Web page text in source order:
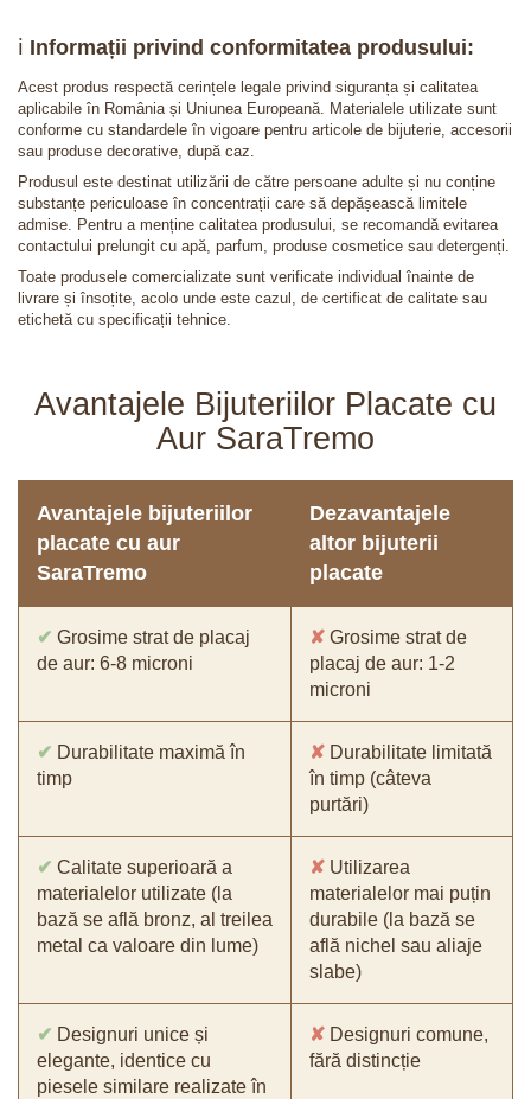
ℹ️ Informații privind conformitatea produsului:
Acest produs respectă cerințele legale privind siguranța și calitatea
aplicabile în România și Uniunea Europeană. Materialele utilizate sunt
conforme cu standardele în vigoare pentru articole de bijuterie, accesorii
sau produse decorative, după caz.
Produsul este destinat utilizării de către persoane adulte și nu conține
substanțe periculoase în concentrații care să depășească limitele
admise. Pentru a menține calitatea produsului, se recomandă evitarea
contactului prelungit cu apă, parfum, produse cosmetice sau detergenți.
Toate produsele comercializate sunt verificate individual înainte de
livrare și însoțite, acolo unde este cazul, de certificat de calitate sau
etichetă cu specificații tehnice.
Avantajele Bijuteriilor Placate cu
Aur SaraTremo
Avantajele bijuteriilor
placate cu aur
SaraTremo
Dezavantajele
altor bijuterii
placate
✔ Grosime strat de placaj
de aur: 6-8 microni
✘ Grosime strat de
placaj de aur: 1-2
microni
✔ Durabilitate maximă în
timp
✘ Durabilitate limitată
în timp (câteva
purtări)
✔ Calitate superioară a
materialelor utilizate (la
bază se află bronz, al treilea
metal ca valoare din lume)
✘ Utilizarea
materialelor mai puțin
durabile (la bază se
află nichel sau aliaje
slabe)
✔ Designuri unice și
elegante, identice cu
piesele similare realizate în
✘ Designuri comune,
fără distincție